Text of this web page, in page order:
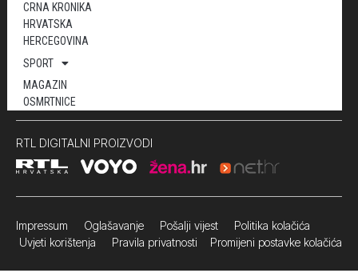
CRNA KRONIKA
HRVATSKA
HERCEGOVINA
SPORT
MAGAZIN
OSMRTNICE
RTL DIGITALNI PROIZVODI
Impressum Oglašavanje Pošalji vijest Politika kolačića
Uvjeti korištenja Pravila privatnosti Promijeni postavke kolačića